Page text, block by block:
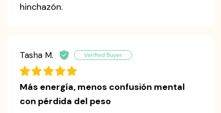
hinchazón.
Tasha M.
Más energía, menos confusión mental
con pérdida del peso